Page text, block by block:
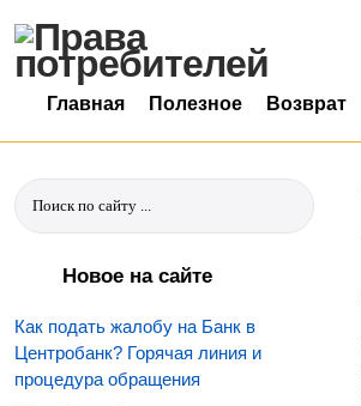
Главная Полезное Возврат
Новое на сайте
Как подать жалобу на Банк в
Центробанк? Горячая линия и
процедура обращения